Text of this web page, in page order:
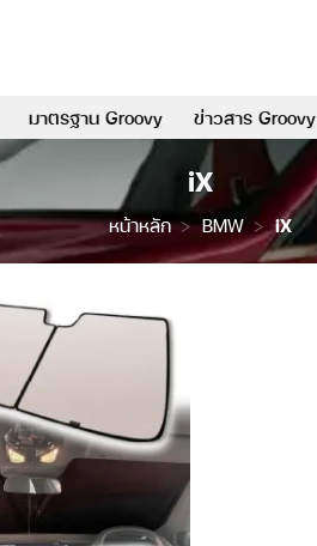
มาตรฐาน Groovy ข่าวสาร Groovy
iX
หน้าหลัก > BMW > iX